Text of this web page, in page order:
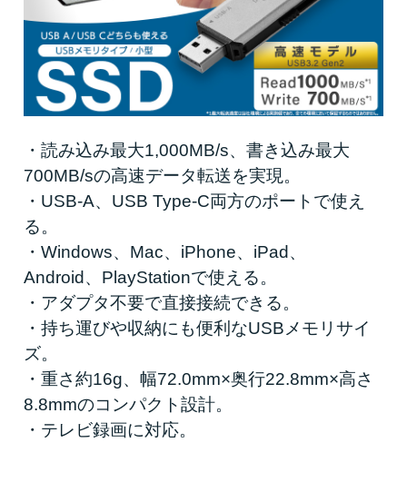
・読み込み最大1,000MB/s、書き込み最大
700MB/sの高速データ転送を実現。
・USB-A、USB Type-C両方のポートで使え
る。
・Windows、Mac、iPhone、iPad、
Android、PlayStationで使える。
・アダプタ不要で直接接続できる。
・持ち運びや収納にも便利なUSBメモリサイ
ズ。
・重さ約16g、幅72.0mm×奥行22.8mm×高さ
8.8mmのコンパクト設計。
・テレビ録画に対応。